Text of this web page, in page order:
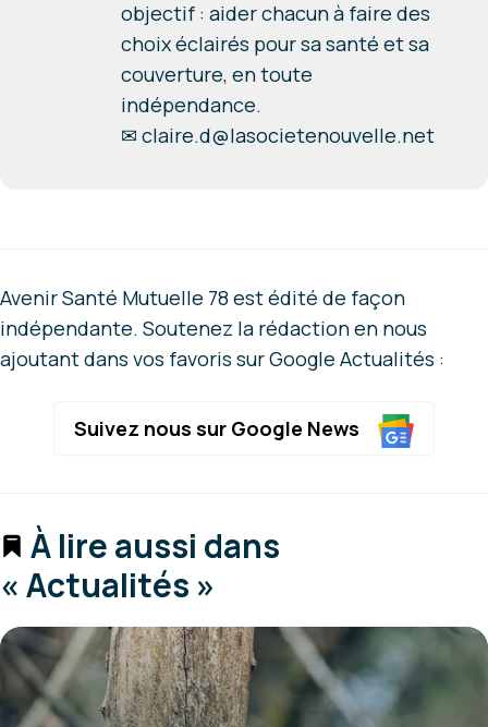
objectif : aider chacun à faire des
choix éclairés pour sa santé et sa
couverture, en toute
indépendance.
✉ claire.d@lasocietenouvelle.net
Avenir Santé Mutuelle 78 est édité de façon
indépendante. Soutenez la rédaction en nous
ajoutant dans vos favoris sur Google Actualités :
Suivez nous sur Google News
À lire aussi dans
« Actualités »